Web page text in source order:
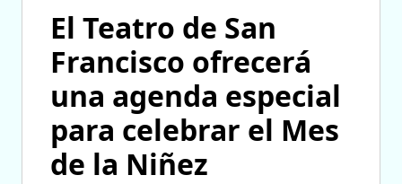
El Teatro de San
Francisco ofrecerá
una agenda especial
para celebrar el Mes
de la Niñez